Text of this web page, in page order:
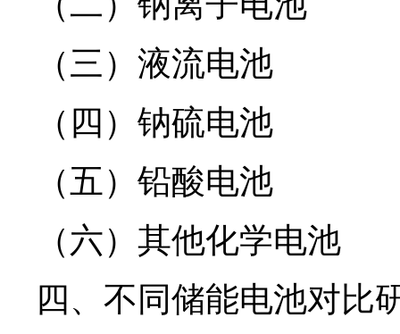
（三）液流电池
（四）钠硫电池
（五）铅酸电池
（六）其他化学电池
四、不同储能电池对比